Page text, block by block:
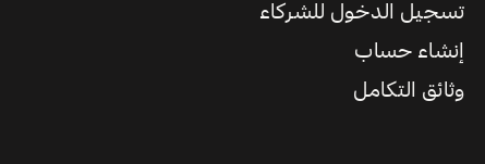
تسجيل الدخول للشركاء
إنشاء حساب
وثائق التكامل